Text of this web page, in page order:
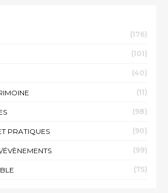
(176)
(101)
(40)
(11)
(98)
PRATIQUES (90)
ÉVÈNEMENTS (99)
(75)